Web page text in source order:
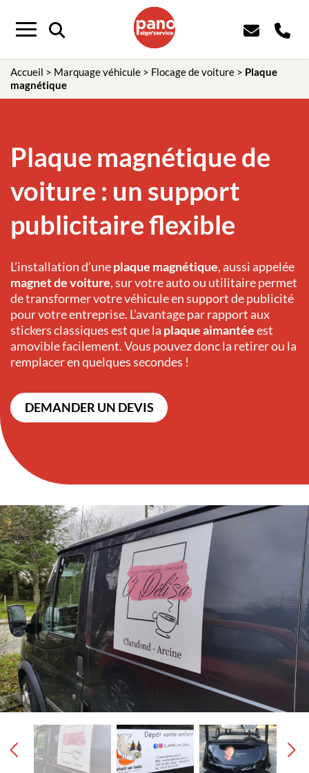
Menu
Accueil > Marquage véhicule > Flocage de voiture > Plaque
magnétique
Plaque magnétique de
voiture : un support
publicitaire flexible
L’installation d’uneplaque magnétique, aussi appelée
magnet de voiture, sur votre auto ou utilitaire permet
de transformer votre véhicule en support de publicité
pour votre entreprise. L’avantage par rapport aux
stickers classiques est que la plaque aimantéeest
amovible facilement. Vous pouvez donc la retirer ou la
remplacer en quelques secondes !
DEMANDER UN DEVIS
Panneau de gestion des cookies